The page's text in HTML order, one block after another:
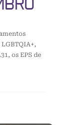
os EPS de